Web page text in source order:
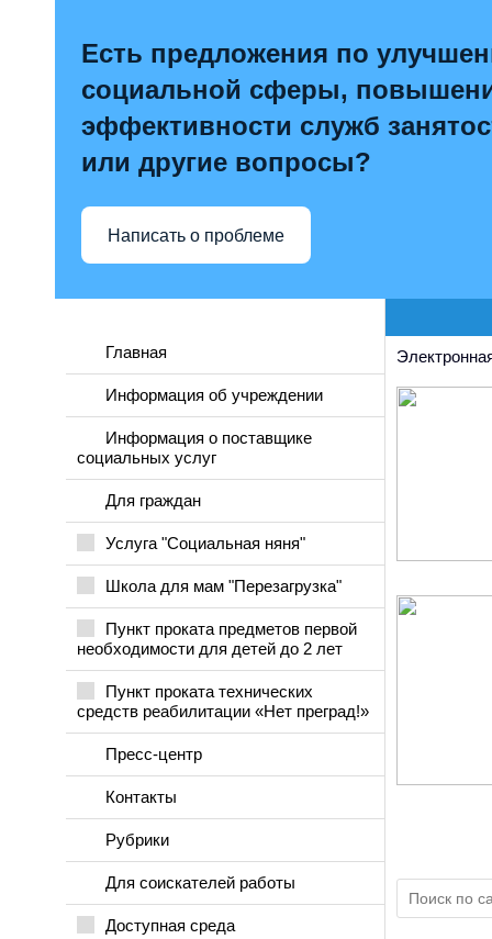
Есть предложения по
социальной сферы,
эффективности служб
или другие вопросы?
Написать о проблеме
Главная
Информация об учреждении
Информация о поставщике
социальных услуг
Для граждан
Услуга "Социальная няня"
Школа для мам "Перезагрузка"
Пункт проката предметов первой
необходимости для детей до 2 лет
Пункт проката технических
средств реабилитации «Нет преград!»
Пресс-центр
Контакты
Рубрики
Для соискателей работы
Доступная среда